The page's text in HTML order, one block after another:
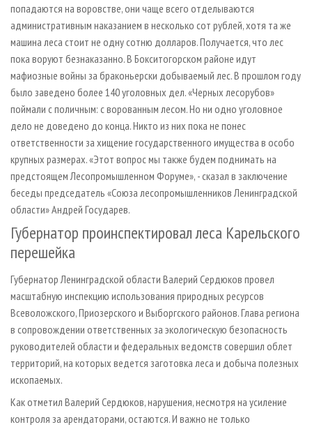
попадаются на воровстве, они чаще всего отделываются
административным наказанием в несколько сот рублей, хотя та же
машина леса стоит не одну сотню долларов. Получается, что лес
пока воруют безнаказанно. В Бокситогорском районе идут
мафиозные войны за браконьерски добываемый лес. В прошлом году
было заведено более 140 уголовных дел. «Черных лесорубов»
поймали с поличным: с ворованным лесом. Но ни одно уголовное
дело не доведено до конца. Никто из них пока не понес
ответственности за хищение государственного имущества в особо
крупных размерах. «Этот вопрос мы также будем поднимать на
предстоящем Лесопромышленном Форуме», - сказал в заключение
беседы председатель «Союза лесопромышленников Ленинградской
области» Андрей Государев.
Губернатор проинспектировал леса Карельского
перешейка
Губернатор Ленинградской области Валерий Сердюков провел
масштабную инспекцию использования природных ресурсов
Всеволожского, Приозерского и Выборгского районов. Глава региона
в сопровождении ответственных за экологическую безопасность
руководителей области и федеральных ведомств совершил облет
территорий, на которых ведется заготовка леса и добыча полезных
ископаемых.
Как отметил Валерий Сердюков, нарушения, несмотря на усиление
контроля за арендаторами, остаются. И важно не только